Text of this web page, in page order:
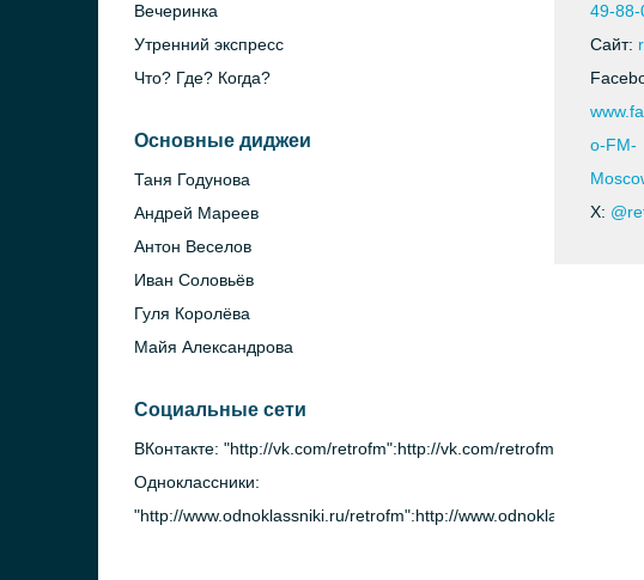
Вечеринка
Утренний экспресс
Что? Где? Когда?
Основные диджеи
Таня Годунова
Андрей Мареев
Антон Веселов
Иван Соловьёв
Гуля Королёва
Майя Александрова
Социальные сети
ВКонтакте: "http://vk.com/retrofm":http://vk.com/retrofm
Одноклассники:
"http://www.odnoklassniki.ru/retrofm":http://www.odnoklassniki.ru/
49-88-
Сайт:
o-FM-
X: